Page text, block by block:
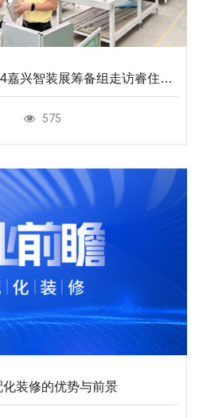
嘉兴智装展筹备组走访睿住住
575
装修的优势与前景